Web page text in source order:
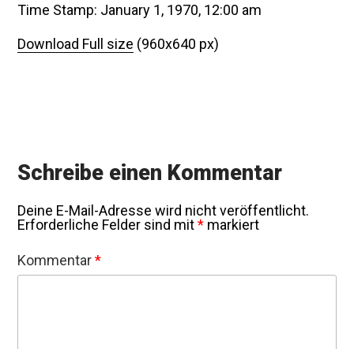
Time Stamp: January 1, 1970, 12:00 am
Download Full size (960x640 px)
Schreibe einen Kommentar
Deine E-Mail-Adresse wird nicht veröffentlicht.
Erforderliche Felder sind mit* markiert
Kommentar*